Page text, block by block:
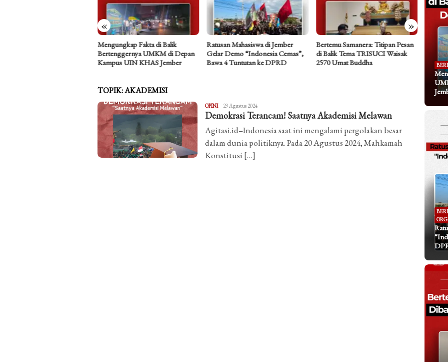
« »
Mengungkap Fakta di Balik
Bertenggernya UMKM di Depan
Kampus UIN KHAS Jember
Ratusan Mahasiswa di Jember
Gelar Demo “Indonesia Cemas”,
Bawa 4 Tuntutan ke DPRD
Bertemu Samanera: Titipan Pesan
di Balik Tema TRISUCI Waisak
2570 Umat Buddha
Dari
TOPIK:AKADEMISI
OPINIMashur
Imam
23 Agustus 2024
Demokrasi Terancam! Saatnya Akademisi Melawan
Agitasi.id–Indonesia saat ini mengalami pergolakan besar
dalam dunia politiknya. Pada 20 Agustus 2024, Mahkamah
Konstitusi […]